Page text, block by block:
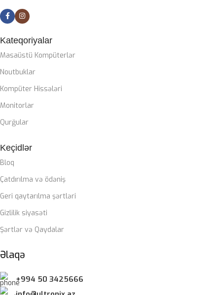
Kateqoriyalar
Masaüstü Kompüterlər
Noutbuklar
Kompüter Hissələri
Monitorlar
Qurğular
Keçidlər
Bloq
Çatdırılma və ödəniş
Geri qaytarılma şərtləri
Gizlilik siyasəti
Şərtlər və Qaydalar
Əlaqə
+994 50 3425666